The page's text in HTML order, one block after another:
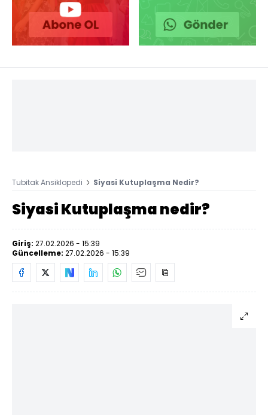
Tubitak Ansiklopedi Siyasi Kutuplaşma Nedir?
Siyasi Kutuplaşma nedir?
Giriş: 27.02.2026 - 15:39
Güncelleme: 27.02.2026 - 15:39